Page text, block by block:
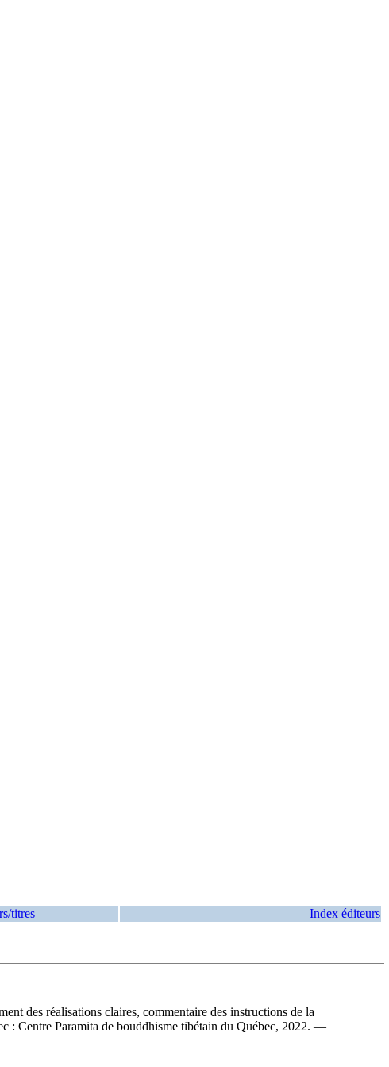
titres Index éditeurs
des réalisations claires, commentaire des instructions de la
: Centre Paramita de bouddhisme tibétain du Québec, 2022. —